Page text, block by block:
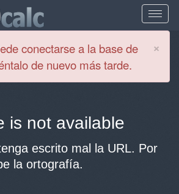
×
conectarse a la base de
de nuevo más tarde.
is not available
escrito mal la URL. Por
la ortografía.